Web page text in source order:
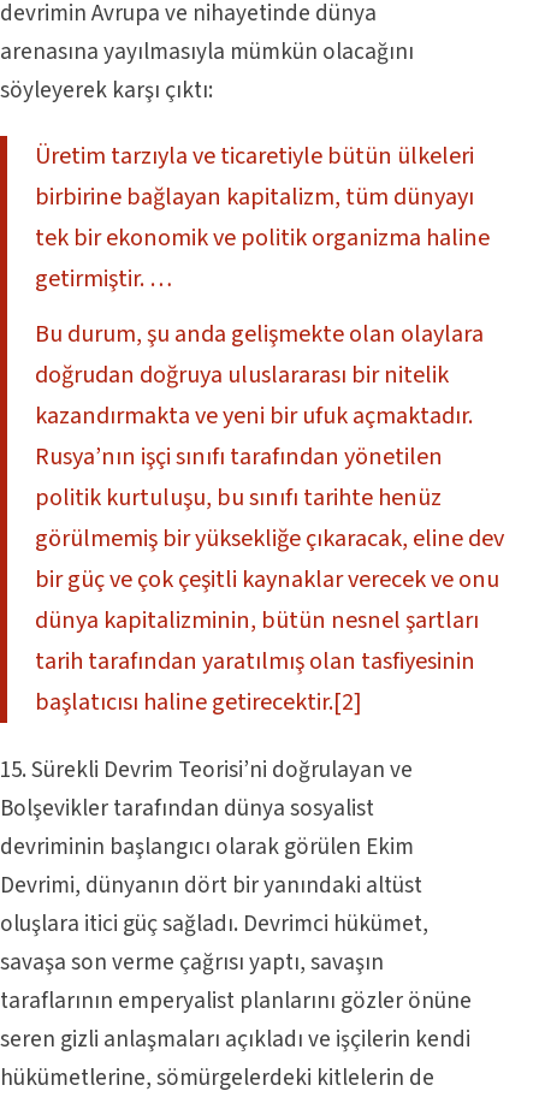
devrimin Avrupa ve nihayetinde dünya
arenasına yayılmasıyla mümkün olacağını
söyleyerek karşı çıktı:
Üretim tarzıyla ve ticaretiyle bütün ülkeleri
birbirine bağlayan kapitalizm, tüm dünyayı
tek bir ekonomik ve politik organizma haline
getirmiştir. …
Bu durum, şu anda gelişmekte olan olaylara
doğrudan doğruya uluslararası bir nitelik
kazandırmakta ve yeni bir ufuk açmaktadır.
Rusya’nın işçi sınıfı tarafından yönetilen
politik kurtuluşu, bu sınıfı tarihte henüz
görülmemiş bir yüksekliğe çıkaracak, eline dev
bir güç ve çok çeşitli kaynaklar verecek ve onu
dünya kapitalizminin, bütün nesnel şartları
tarih tarafından yaratılmış olan tasfiyesinin
başlatıcısı haline getirecektir.[2]
15. Sürekli Devrim Teorisi’ni doğrulayan ve
Bolşevikler tarafından dünya sosyalist
devriminin başlangıcı olarak görülen Ekim
Devrimi, dünyanın dört bir yanındaki altüst
oluşlara itici güç sağladı. Devrimci hükümet,
savaşa son verme çağrısı yaptı, savaşın
taraflarının emperyalist planlarını gözler önüne
seren gizli anlaşmaları açıkladı ve işçilerin kendi
hükümetlerine, sömürgelerdeki kitlelerin de